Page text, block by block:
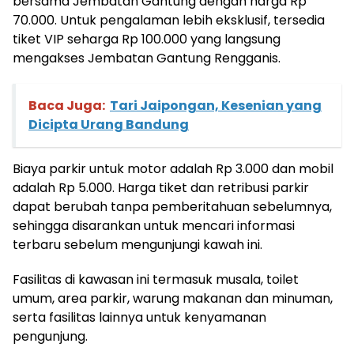
70.000. Untuk pengalaman lebih eksklusif, tersedia
tiket VIP seharga Rp 100.000 yang langsung
mengakses Jembatan Gantung Rengganis.
Baca Juga: Tari Jaipongan, Kesenian yang
Dicipta Urang Bandung
Biaya parkir untuk motor adalah Rp 3.000 dan mobil
adalah Rp 5.000. Harga tiket dan retribusi parkir
dapat berubah tanpa pemberitahuan sebelumnya,
sehingga disarankan untuk mencari informasi
terbaru sebelum mengunjungi kawah ini.
Fasilitas di kawasan ini termasuk musala, toilet
umum, area parkir, warung makanan dan minuman,
serta fasilitas lainnya untuk kenyamanan
pengunjung.